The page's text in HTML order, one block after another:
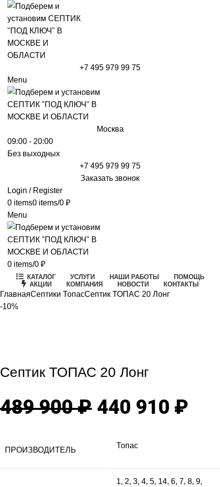
+7 495 979 99 75
Menu
Москва
09:00 - 20:00
Без выходных
+7 495 979 99 75
Заказать звонок
Login / Register
0 items0 items/0 ₽
Menu
0 items/0 ₽
КАТАЛОГ УСЛУГИ НАШИ РАБОТЫ
ПОМОЩЬ
АКЦИИ
КОМПАНИЯ НОВОСТИ КОНТАКТЫ
ГлавнаяСептики ТопасСептик ТОПАС 20 Лонг
-10%
Септик ТОПАС 20 Лонг
489 900₽
цена
составляла
440 910 ₽
ПРОИЗВОДИТЕЛЬ
Топас
1, 2, 3, 4, 5, 14, 6, 7, 8, 9,